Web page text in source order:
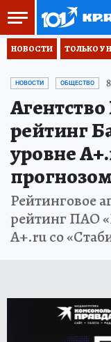
НОВОСТИ ТОЛЬКО У
НОВОСТИ ОБЩЕСТВО
рейтинг
уровне
Рейтинговое
рейтинг ПАО
A+.ru со